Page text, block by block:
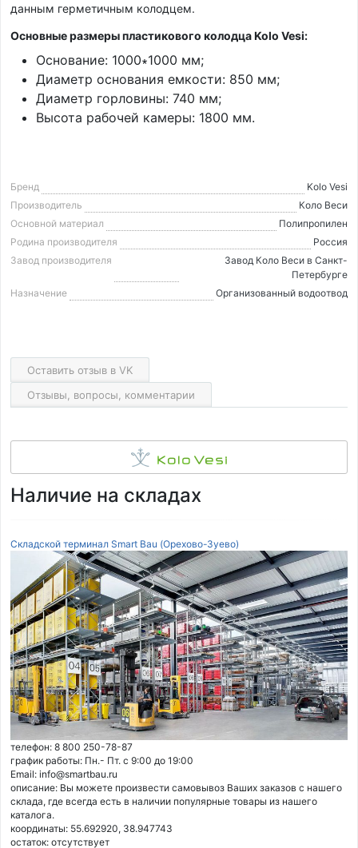
данным герметичным колодцем.
Основные размеры пластикового колодца Kolo Vesi:
Основание: 1000∗1000 мм;
Диаметр основания емкости: 850 мм;
Диаметр горловины: 740 мм;
Высота рабочей камеры: 1800 мм.
Бренд
Kolo Vesi
Производитель
Коло Веси
Основной материал
Полипропилен
Родина производителя
Россия
Завод производителя
Завод Коло Веси в Санкт-
Петербурге
Назначение
Организованный водоотвод
Оставить отзыв в VK
Отзывы, вопросы, комментарии
Наличие на складах
Складской терминал Smart Bau (Орехово-Зуево)
телефон: 8 800 250-78-87
график работы: Пн.- Пт. с 9:00 до 19:00
Email: info@smartbau.ru
описание: Вы можете произвести самовывоз Ваших заказов с нашего
склада, где всегда есть в наличии популярные товары из нашего
каталога.
координаты: 55.692920, 38.947743
остаток: отсутствует